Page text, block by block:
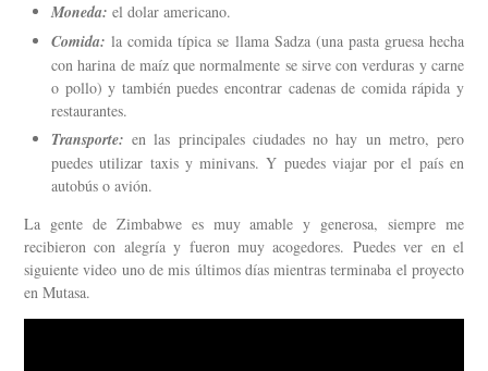
Moneda: el dolar americano.
Comida: la comida típica se llama Sadza (una pasta gruesa hecha
con harina de maíz que normalmente se sirve con verduras y carne
o pollo) y también puedes encontrar cadenas de comida rápida y
restaurantes.
Transporte: en las principales ciudades no hay un metro, pero
puedes utilizar taxis y minivans. Y puedes viajar por el país en
autobús o avión.
La gente de Zimbabwe es muy amable y generosa, siempre me
recibieron con alegría y fueron muy acogedores. Puedes ver en el
siguiente video uno de mis últimos días mientras terminaba el proyecto
en Mutasa.